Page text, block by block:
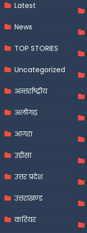
Latest
News
TOP STORIES
Uncategorized
अन्तर्राष्ट्रीय
अलीगढ़
आगरा
उड़ीसा
उत्तर प्रदेश
उत्तराखण्ड
करियर